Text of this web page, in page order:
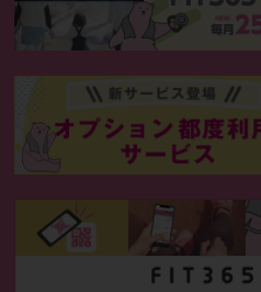
通常月額 500 円（税込550円）
契約ロッカー
通常月額 500円（税込550円）
契約ロッカー
通常月額800円（税込880円）